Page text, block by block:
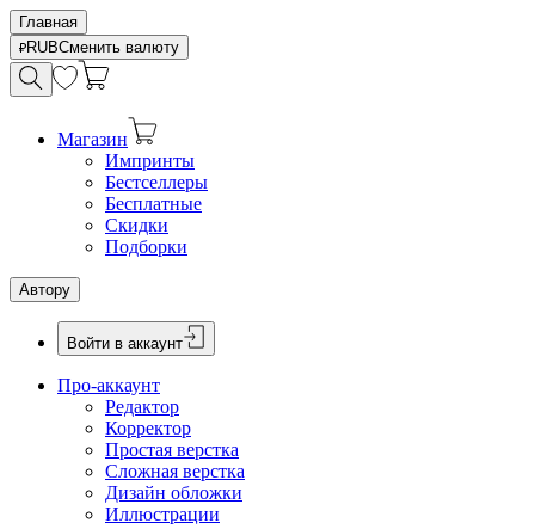
Главная
RUBСменить валюту
Магазин
Импринты
Бестселлеры
Бесплатные
Скидки
Подборки
Автору
Войти в аккаунт
Про-аккаунт
Редактор
Корректор
Простая верстка
Сложная верстка
Дизайн обложки
Иллюстрации